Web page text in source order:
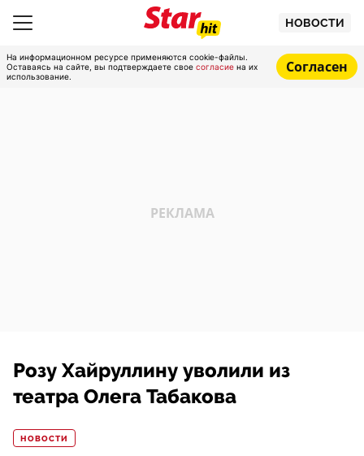
НОВОСТИ
На информационном ресурсе применяются cookie-файлы.
Оставаясь на сайте, вы подтверждаете свое согласие на их
использование.
Согласен
Розу Хайруллину уволили из
театра Олега Табакова
НОВОСТИ